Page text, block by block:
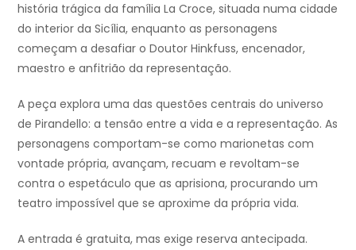
história trágica da família La Croce, situada numa cidade
do interior da Sicília, enquanto as personagens
começam a desafiar o Doutor Hinkfuss, encenador,
maestro e anfitrião da representação.
A peça explora uma das questões centrais do universo
de Pirandello: a tensão entre a vida e a representação. As
personagens comportam-se como marionetas com
vontade própria, avançam, recuam e revoltam-se
contra o espetáculo que as aprisiona, procurando um
teatro impossível que se aproxime da própria vida.
A entrada é gratuita, mas exige reserva antecipada.